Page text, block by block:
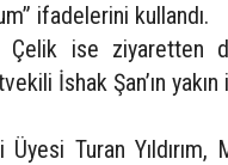
ifadelerini kullandı.
Çelik ise ziyaretten
İshak Şan’ın
Turan Yıldırım,